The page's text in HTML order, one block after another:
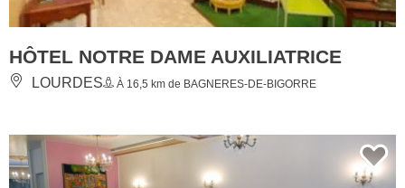
HÔTEL NOTRE DAME AUXILIATRICE
LOURDES À 16,5 km de BAGNERES-DE-BIGORRE